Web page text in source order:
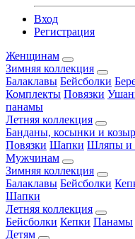
Вход
Регистрация
Женщинам
Зимняя коллекция
Балаклавы Бейсболки
Комплекты Повязки
панамы
Летняя коллекция
Банданы, косынки и
Повязки Шапки Шляпы и
Мужчинам
Зимняя коллекция
Балаклавы Бейсболки
Шапки
Летняя коллекция
Бейсболки Кепки Панамы
Детям